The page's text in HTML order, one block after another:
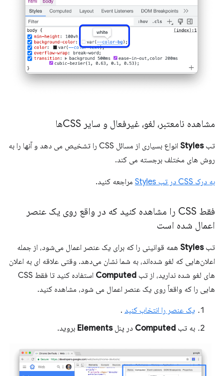
مشاهده نامعتبر، لغو، غیرفعال و سایر CSSها
تبStyles
انواع بسیاری از مسائل CSS را تشخیص می دهد و آنها را به
روش های مختلف برجسته می کند.
به درک CSS در تب Styles مراجعه کنید.
فقط CSS را مشاهده کنید که در واقع روی یک عنصر
اعمال شده است
تبStyles همه قوانینی را که برای یک عنصر اعمال می‌شود، از جمله
اعلان‌هایی که لغو شده‌اند، به شما نشان می‌دهد. وقتی علاقه ای به اعلان
های لغو شده ندارید، از تب Computed
استفاده کنید تا فقط CSS
هایی را که واقعاً روی یک عنصر اعمال می شود، مشاهده کنید.
یک عنصر را انتخاب کنید .
به تب Computed در پنلElements بروید.